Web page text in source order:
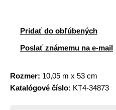
Pridať do obľúbených
Poslať známemu na e-mail
Rozmer: 10,05 m x 53 cm
Katalógové číslo: KT4-34873